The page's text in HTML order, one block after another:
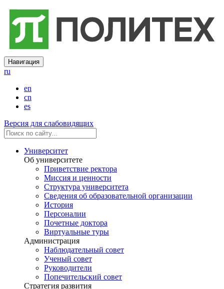
Навигация
ru
en
cn
es
Версия для слабовидящих
Университет
Об университете
Приветствие ректора
Миссия и ценности
Структура университета
Сведения об образовательной организации
История
Персоналии
Почетные доктора
Виртуальные туры
Администрация
Наблюдательный совет
Ученый совет
Руководители
Попечительский совет
Стратегия развития